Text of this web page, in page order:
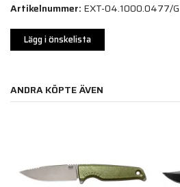
Artikelnummer: EXT-04.1000.0477/
Lägg i önskelista
ANDRA KÖPTE ÄVEN